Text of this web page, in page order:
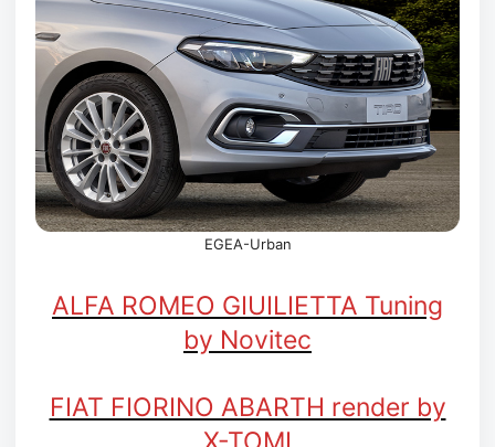
EGEA-Urban
ALFA ROMEO GIUILIETTA Tuning
by Novitec
FIAT FIORINO ABARTH render by